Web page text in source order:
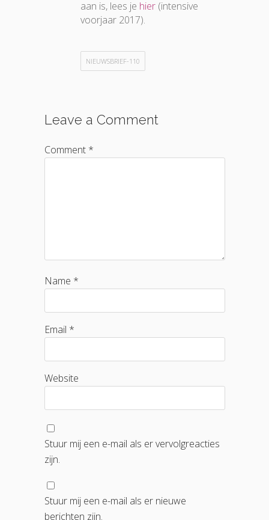
aan is, lees je hier (intensive
voorjaar 2017).
NIEUWSBRIEF-110
Leave a Comment
Comment *
Name *
Email *
Website
Stuur mij een e-mail als er vervolgreacties
zijn.
Stuur mij een e-mail als er nieuwe
berichten zijn.